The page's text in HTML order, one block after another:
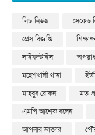
লিড নিউজ সেকেন্ড
প্রেস বিজ্ঞপ্তি
লাইফস্টাইল
মহেশখালী থানা
মাহবুব রোকন
মত-
এমপি আশেক বলেন
আপনার ডাক্তার